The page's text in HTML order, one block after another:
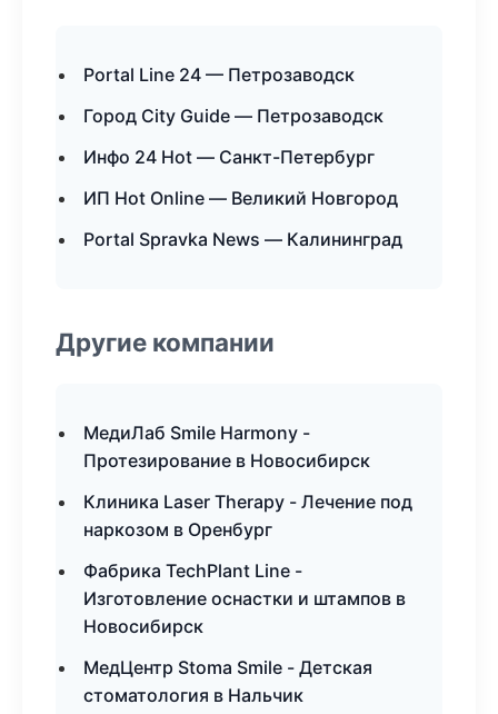
Portal Line 24 — Петрозаводск
Город City Guide — Петрозаводск
Инфо 24 Hot — Санкт-Петербург
ИП Hot Online — Великий Новгород
Portal Spravka News — Калининград
Другие компании
МедиЛаб Smile Harmony -
Протезирование в Новосибирск
Клиника Laser Therapy - Лечение под
наркозом в Оренбург
Фабрика TechPlant Line -
Изготовление оснастки и штампов в
Новосибирск
МедЦентр Stoma Smile - Детская
стоматология в Нальчик